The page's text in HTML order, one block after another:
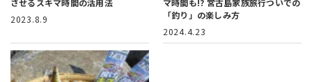
させるスキマ時間の活用法
2023.8.9
マ時間も!? 宮古島家族旅行ついでの
「釣り」の楽しみ方
2024.4.23